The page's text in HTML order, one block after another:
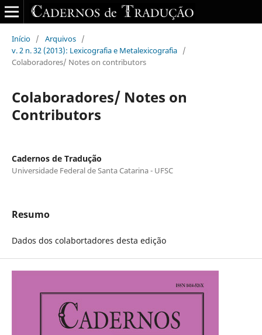
Início / Arquivos /
v. 2 n. 32 (2013): Lexicografia e Metalexicografia /
Colaboradores/ Notes on contributors
Colaboradores/ Notes on
Contributors
Cadernos de Tradução
Universidade Federal de Santa Catarina - UFSC
Resumo
Dados dos colabortadores desta edição